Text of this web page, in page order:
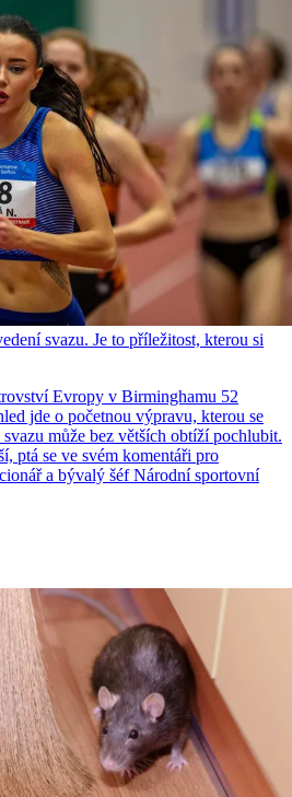
svazu. Je to příležitost, kterou si
Evropy v Birminghamu 52
jde o početnou výpravu, kterou se
může bez větších obtíží pochlubit.
ptá se ve svém komentáři pro
a bývalý šéf Národní sportovní